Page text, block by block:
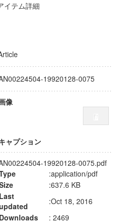
ティテュート
報告書
プログラム市民社会ガバナンス
プログラム論理と感性の先端的
プログラム「超成熟社会発展のサ
イテム詳細
19920128-0075
像
ャプション
19920128-0075.pdf
:application/pdf
:637.6 KB
Last
:Oct 18, 2016
Downloads
: 2469